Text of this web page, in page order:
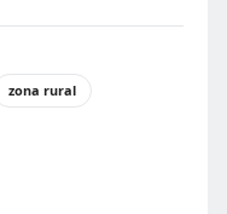
zona rural